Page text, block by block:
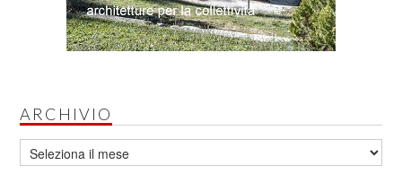
ARCHIVIO